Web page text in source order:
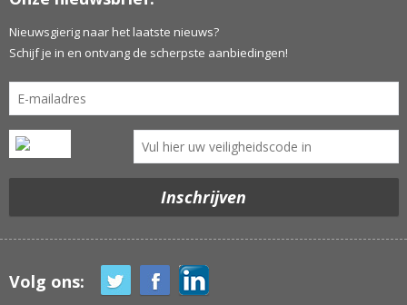
Nieuwsgierig naar het laatste nieuws?
Schijf je in en ontvang de scherpste aanbiedingen!
Volg ons: